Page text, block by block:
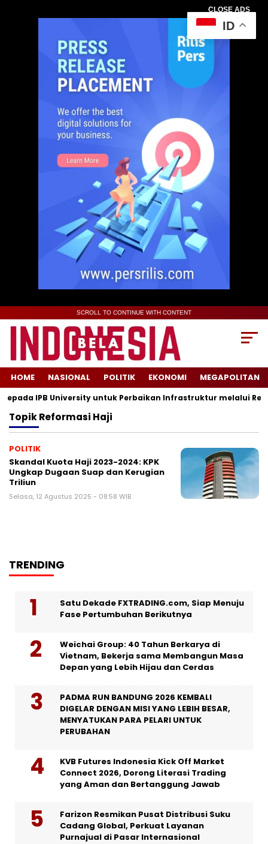
CLOSE ADS
SCROLL TO CONTINUE WITH CONTENT
HOME NASIONAL POLITIK EKONOMI MEGAPOLITAN
IPB University untuk Perbaikan Infrastruktur melalui
TopikReformasi Haji
POLITIK
Skandal Kuota Haji 2023-2024: KPK
Ungkap Dugaan Suap dan Kerugian
Triliun
Selasa, 12 Agustus 2025 - 08:58 WIB
TRENDING
Satu Dekade FXTRADING.com, Siap Menuju
Fase Pertumbuhan Berikutnya
Weichai Group: 40 Tahun Berkarya di
Vietnam, Bekerja sama Membangun Masa
Depan yang Lebih Hijau dan Cerdas
PADMA RUN BANDUNG 2026 KEMBALI
DIGELAR DENGAN MISI YANG LEBIH BESAR,
MENYATUKAN PARA PELARI UNTUK
PERUBAHAN
KVB Futures Indonesia Kick Off Market
Connect 2026, Dorong Literasi Trading
yang Aman dan Bertanggung Jawab
Farizon Resmikan Pusat Distribusi Suku
Cadang Global, Perkuat Layanan
Purnajual di Pasar Internasional
ID